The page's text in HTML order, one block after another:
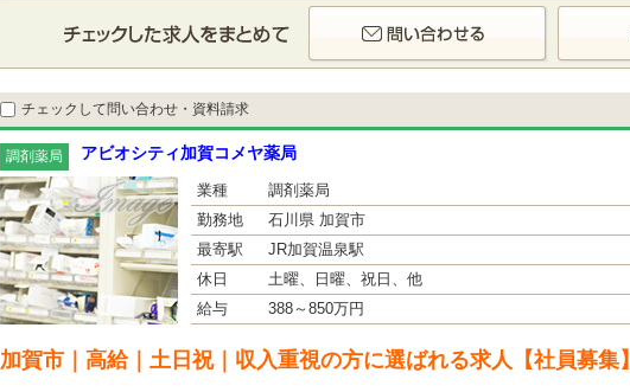
チェックして問い合わせ・資料請求
調剤薬局 アビオシティ加賀コメヤ薬局
業種
調剤薬局
勤務地
石川県 加賀市
最寄駅
JR加賀温泉駅
休日
土曜、日曜、祝日、他
給与
388～850万円
加賀市｜高給｜土日祝｜収入重視の方に選ばれる求人【社員募集】